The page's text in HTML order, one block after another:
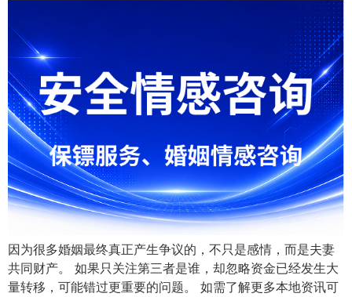
因为很多婚姻最终真正产生争议的，不只是感情，而是夫妻
共同财产。 如果只关注第三者是谁，却忽略资金已经发生大
量转移，可能错过更重要的问题。 如需了解更多本地资讯可